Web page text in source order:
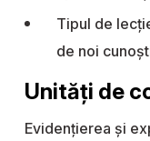
Tipul de
de noi
Unități de
Evidențierea și